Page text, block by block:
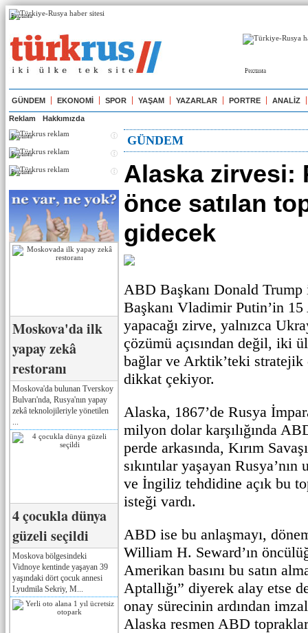
Реклама
Реклама
GÜNDEM EKONOMİ SPOR YAŞAM YAZARLAR PORTRE ANALİZ
Reklam Hakkımızda
Реклама
Реклама
Реклама
Moskova'da ilk
yapay zekâ
restoranı
Moskova'da bulunan Tverskoy
Bulvarı'nda, Rusya'nın yapay
zekâ teknolojileriyle yönetilen
4 çocukla dünya
güzeli seçildi
Moskova bölgesindeki
Vidnoye kentinde yaşayan 39
yaşındaki dört çocuk annesi
Lyudmila Sekriy, M...
GÜNDEM
Alaska zirvesi:
önce satılan
gidecek
ABD Başkanı Donald
Başkanı Vladimir Putin’in 15
yapacağı zirve, yalnızca
çözümü açısından değil, iki
bağlar ve Arktik’teki stratejik
dikkat çekiyor.
Alaska, 1867’de Rusya
milyon dolar karşılığında
perde arkasında, Kırım
sıkıntılar yaşayan
ve İngiliz tehdidine açık bu
isteği vardı.
ABD ise bu anlaşmayı,
William H. Seward’ın
Amerikan basını bu satın
Aptallığı” diyerek alay etse
onay sürecinin ardından
Alaska resmen ABD